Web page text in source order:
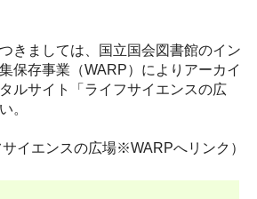
きましては、国立国会図書館のイン
保存事業（WARP）によりアーカイ
ルサイト「ライフサイエンスの広
。
サイエンスの広場※WARPへリンク）